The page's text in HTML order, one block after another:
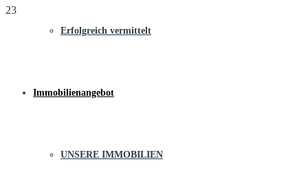
Erfolgreich vermittelt
Immobilienangebot
UNSERE IMMOBILIEN
23